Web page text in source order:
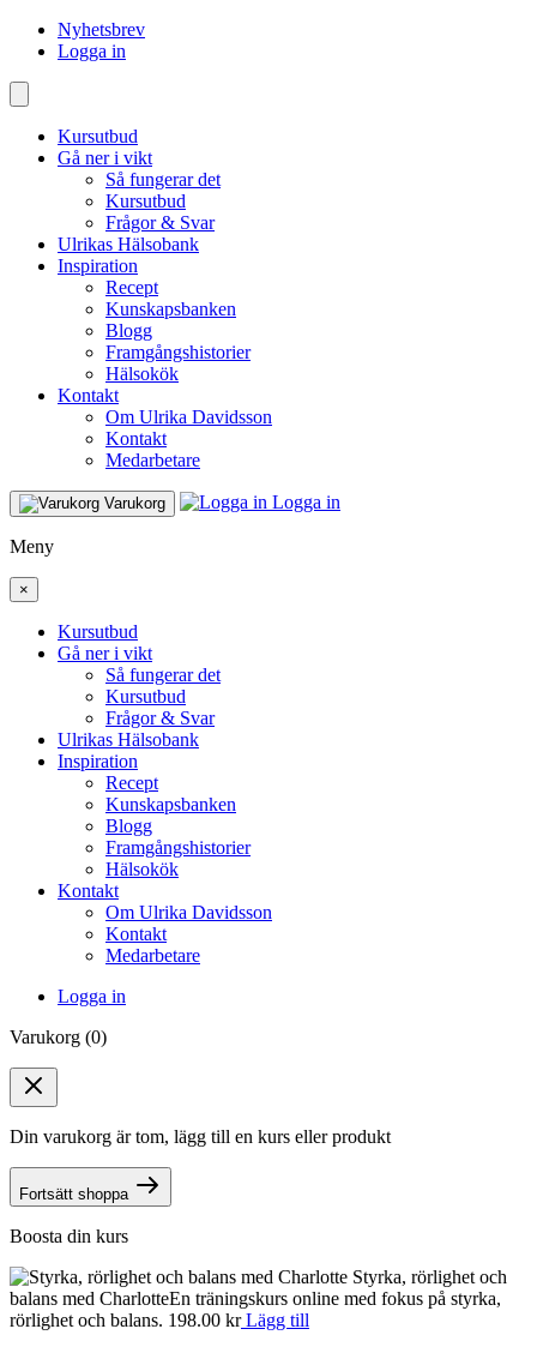
Nyhetsbrev
Logga in
Kursutbud
Gå ner i vikt
Så fungerar det
Kursutbud
Frågor & Svar
Ulrikas Hälsobank
Inspiration
Recept
Kunskapsbanken
Blogg
Framgångshistorier
Hälsokök
Kontakt
Om Ulrika Davidsson
Kontakt
Medarbetare
Varukorg Logga in
Meny
×
Kursutbud
Gå ner i vikt
Så fungerar det
Kursutbud
Frågor & Svar
Ulrikas Hälsobank
Inspiration
Recept
Kunskapsbanken
Blogg
Framgångshistorier
Hälsokök
Kontakt
Om Ulrika Davidsson
Kontakt
Medarbetare
Logga in
Varukorg (0)
Din varukorg är tom, lägg till en kurs eller produkt
Fortsätt shoppa
Boosta din kurs
Styrka, rörlighet och
balans med CharlotteEn träningskurs online med fokus på styrka,
rörlighet och balans. 198.00 krLägg till